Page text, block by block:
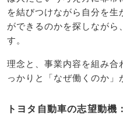
を結びつけながら自分を
ができるのかを探しなが
す。
理念と、事業内容を組み合
っかりと「なぜ働くのか」
トヨタ自動車の志望動